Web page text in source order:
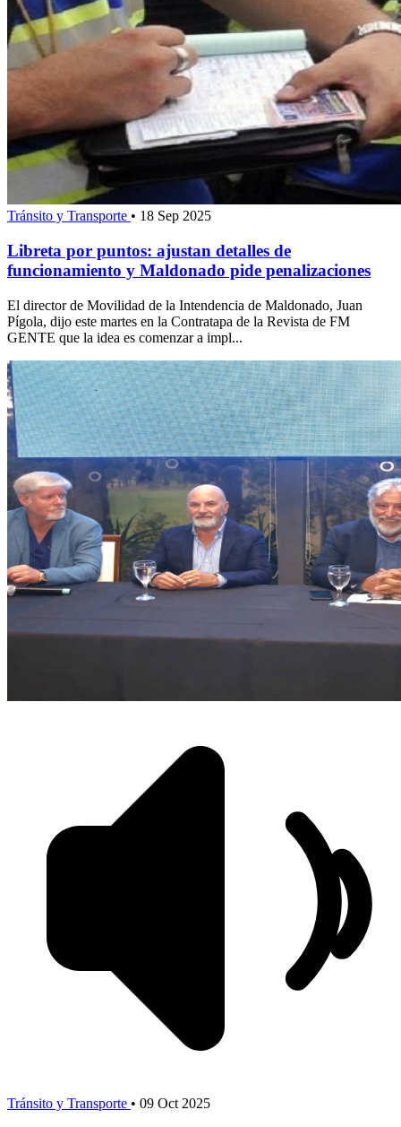
Tránsito y Transporte • 18 Sep 2025
Libreta por puntos: ajustan detalles de
funcionamiento y Maldonado pide penalizaciones
El director de Movilidad de la Intendencia de Maldonado, Juan
Pígola, dijo este martes en la Contratapa de la Revista de FM
GENTE que la idea es comenzar a impl...
Tránsito y Transporte • 09 Oct 2025